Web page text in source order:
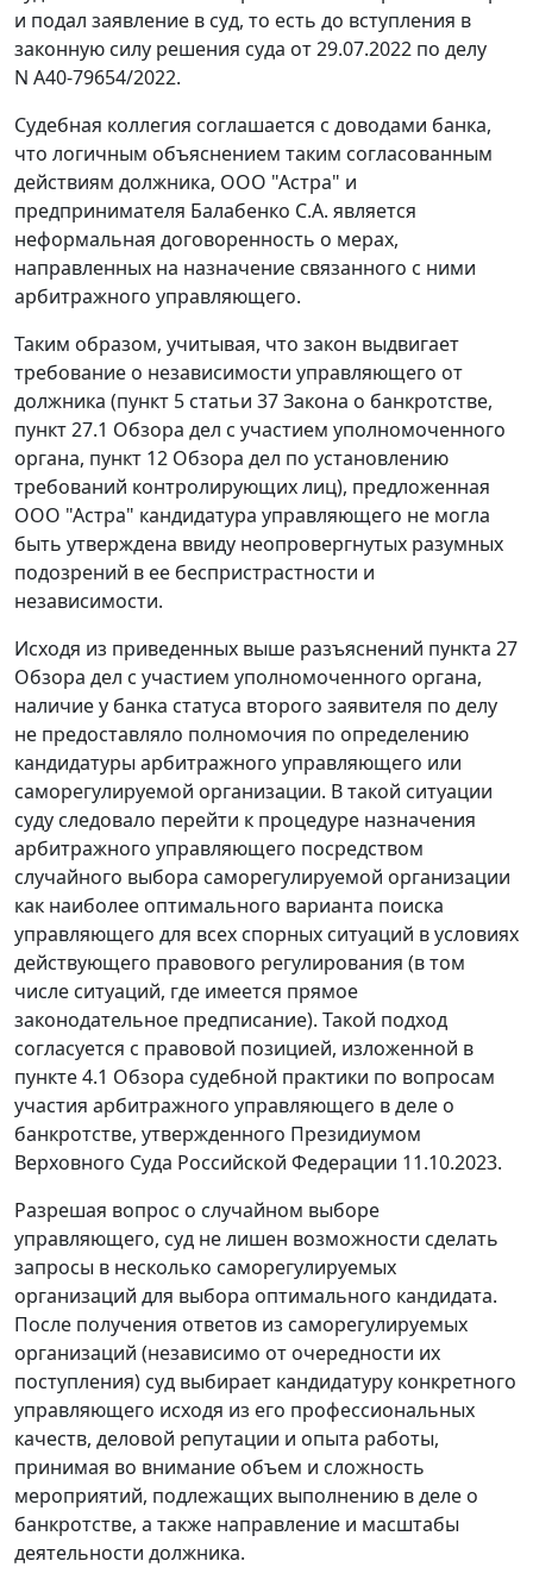
и подал заявление в суд, то есть до вступления в
законную силу решения суда от 29.07.2022 по делу
N А40-79654/2022.
Судебная коллегия соглашается с доводами банка,
что логичным объяснением таким согласованным
действиям должника, ООО "Астра" и
предпринимателя Балабенко С.А. является
неформальная договоренность о мерах,
направленных на назначение связанного с ними
арбитражного управляющего.
Таким образом, учитывая, что закон выдвигает
требование о независимости управляющего от
должника (пункт 5 статьи 37 Закона о банкротстве,
пункт 27.1 Обзора дел с участием уполномоченного
органа, пункт 12 Обзора дел по установлению
требований контролирующих лиц), предложенная
ООО "Астра" кандидатура управляющего не могла
быть утверждена ввиду неопровергнутых разумных
подозрений в ее беспристрастности и
независимости.
Исходя из приведенных выше разъяснений пункта 27
Обзора дел с участием уполномоченного органа,
наличие у банка статуса второго заявителя по делу
не предоставляло полномочия по определению
кандидатуры арбитражного управляющего или
саморегулируемой организации. В такой ситуации
суду следовало перейти к процедуре назначения
арбитражного управляющего посредством
случайного выбора саморегулируемой организации
как наиболее оптимального варианта поиска
управляющего для всех спорных ситуаций в условиях
действующего правового регулирования (в том
числе ситуаций, где имеется прямое
законодательное предписание). Такой подход
согласуется с правовой позицией, изложенной в
пункте 4.1 Обзора судебной практики по вопросам
участия арбитражного управляющего в деле о
банкротстве, утвержденного Президиумом
Верховного Суда Российской Федерации 11.10.2023.
Разрешая вопрос о случайном выборе
управляющего, суд не лишен возможности сделать
запросы в несколько саморегулируемых
организаций для выбора оптимального кандидата.
После получения ответов из саморегулируемых
организаций (независимо от очередности их
поступления) суд выбирает кандидатуру конкретного
управляющего исходя из его профессиональных
качеств, деловой репутации и опыта работы,
принимая во внимание объем и сложность
мероприятий, подлежащих выполнению в деле о
банкротстве, а также направление и масштабы
деятельности должника.